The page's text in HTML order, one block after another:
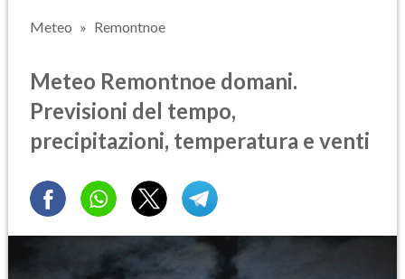
Meteo Remontnoe
Meteo Remontnoe domani.
Previsioni del tempo,
precipitazioni, temperatura e venti